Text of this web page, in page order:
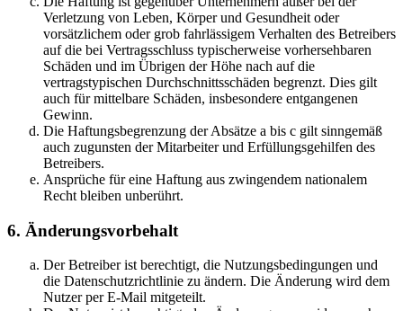
Verletzung von Leben, Körper und Gesundheit oder
vorsätzlichem oder grob fahrlässigem Verhalten des Betreibers
auf die bei Vertragsschluss typischerweise vorhersehbaren
Schäden und im Übrigen der Höhe nach auf die
vertragstypischen Durchschnittsschäden begrenzt. Dies gilt
auch für mittelbare Schäden, insbesondere entgangenen
Gewinn.
Die Haftungsbegrenzung der Absätze a bis c gilt sinngemäß
auch zugunsten der Mitarbeiter und Erfüllungsgehilfen des
Betreibers.
Ansprüche für eine Haftung aus zwingendem nationalem
Recht bleiben unberührt.
6. Änderungsvorbehalt
Der Betreiber ist berechtigt, die Nutzungsbedingungen und
die Datenschutzrichtlinie zu ändern. Die Änderung wird dem
Nutzer per E-Mail mitgeteilt.